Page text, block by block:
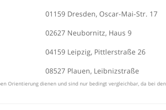
01159 Dresden, Oscar-Mai-Str. 17
02627 Neubornitz, Haus 9
04159 Leipzig, Pittlerstraße 26
08527 Plauen, Leibnizstraße
Orientierung dienen und sind nur bedingt vergleichbar, da bei